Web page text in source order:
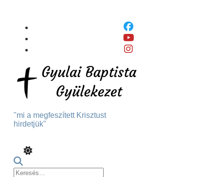
Content
"mi a megfeszített Krisztust
hirdetjük"
Keresés: